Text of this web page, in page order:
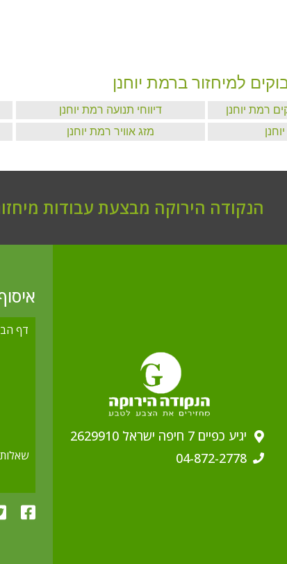
למיחזור ברמת יוחנן
רמת יוחנן דיווחי תנועה רמת יוחנן
מזג אוויר רמת יוחנן
הנקודה הירוקה מבצעת עבודות
יגיע כפיים 7 חיפה ישראל 2629910
04-872-2778
דף